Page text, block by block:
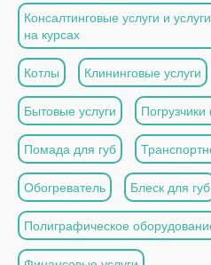
Консалтинговые услуги и
на курсах
Котлы Клининговые услуги
Бытовые услуги
Помада для губ
Обогреватель Блеск для губ
Полиграфическое